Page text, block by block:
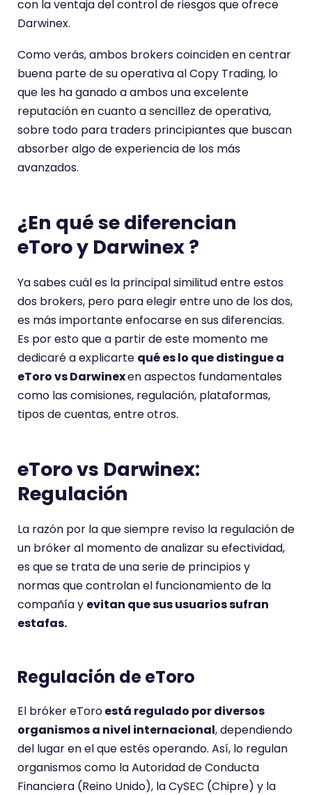
con la ventaja del control de riesgos que ofrece
Darwinex.
Como verás, ambos brokers coinciden en centrar
buena parte de su operativa al Copy Trading, lo
que les ha ganado a ambos una excelente
reputación en cuanto a sencillez de operativa,
sobre todo para traders principiantes que buscan
absorber algo de experiencia de los más
avanzados.
¿En qué se diferencian
eToro y Darwinex ?
Ya sabes cuál es la principal similitud entre estos
dos brokers, pero para elegir entre uno de los dos,
es más importante enfocarse en sus diferencias.
Es por esto que a partir de este momento me
dedicaré a explicarte qué es lo que distingue a
eToro vs Darwinexen aspectos fundamentales
como las comisiones, regulación, plataformas,
tipos de cuentas, entre otros.
eToro vs Darwinex:
Regulación
La razón por la que siempre reviso la regulación de
un bróker al momento de analizar su efectividad,
es que se trata de una serie de principios y
normas que controlan el funcionamiento de la
compañía y evitan que sus usuarios sufran
estafas.
Regulación de eToro
El bróker eToroestá regulado por diversos
organismos a nivel internacional, dependiendo
del lugar en el que estés operando. Así, lo regulan
organismos como la Autoridad de Conducta
Financiera (Reino Unido), la CySEC (Chipre) y la